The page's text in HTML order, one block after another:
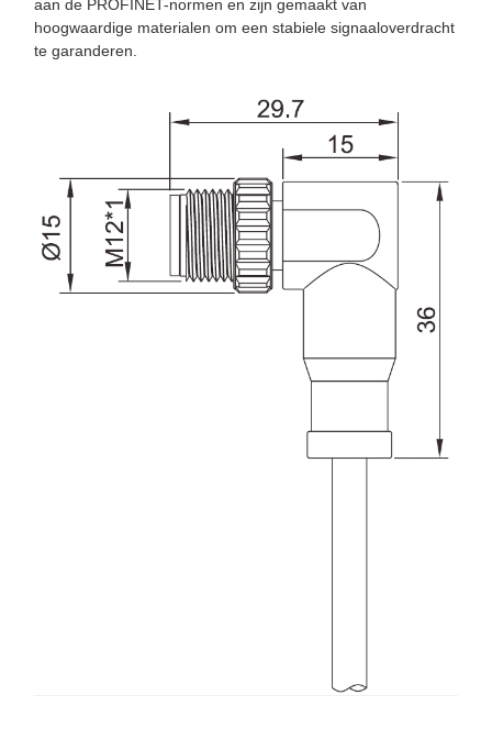
aan de PROFINET-normen en zijn gemaakt van
hoogwaardige materialen om een stabiele signaaloverdracht
te garanderen.